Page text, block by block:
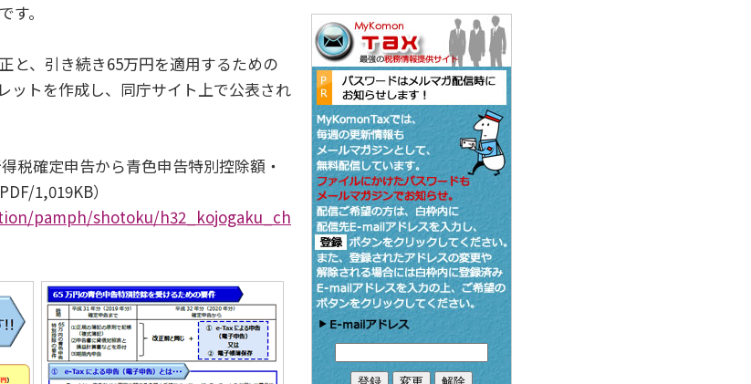
です。
と、引き続き65万円を適用するための
ットを作成し、同庁サイト上で公表され
税確定申告から青色申告特別控除額・
1,019KB）
pamph/shotoku/h32_kojogaku_ch